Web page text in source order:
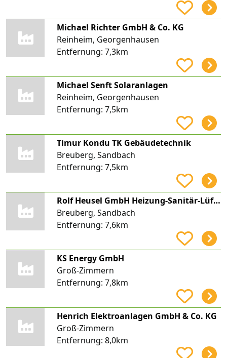
Michael Richter GmbH & Co. KG
Reinheim, Georgenhausen
Entfernung: 7,3km
Michael Senft Solaranlagen
Reinheim, Georgenhausen
Entfernung: 7,5km
Timur Kondu TK Gebäudetechnik
Breuberg, Sandbach
Entfernung: 7,5km
Rolf Heusel GmbH Heizung-Sanitär-Lüftung
Breuberg, Sandbach
Entfernung: 7,6km
KS Energy GmbH
Groß-Zimmern
Entfernung: 7,8km
Henrich Elektroanlagen GmbH & Co. KG
Groß-Zimmern
Entfernung: 8,0km